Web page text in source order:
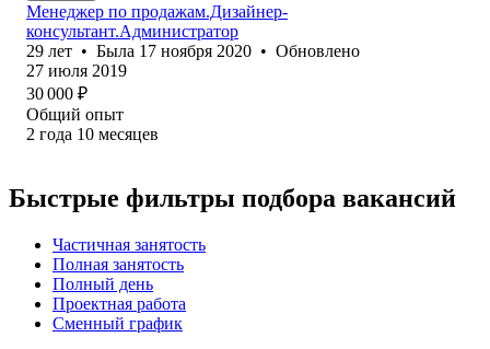
Менеджер по продажам.Дизайнер-
консультант.Администратор
29 лет • Была 17 ноября 2020 • Обновлено
27 июля 2019
30 000 ₽
Общий опыт
2 года 10 месяцев
Быстрые фильтры подбора вакансий
Частичная занятость
Полная занятость
Полный день
Проектная работа
Сменный график